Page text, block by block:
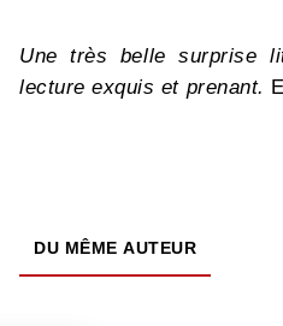
Une très belle surprise
lecture exquis et prenant.
DU MÊME AUTEUR